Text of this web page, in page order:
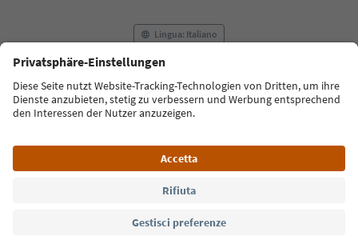
Lingua: Italiano
FAQ Contatti Press MICE
Privacy Policy
Termini e condizioni
Crediti
Cookie Policy
Alto Adige B2B